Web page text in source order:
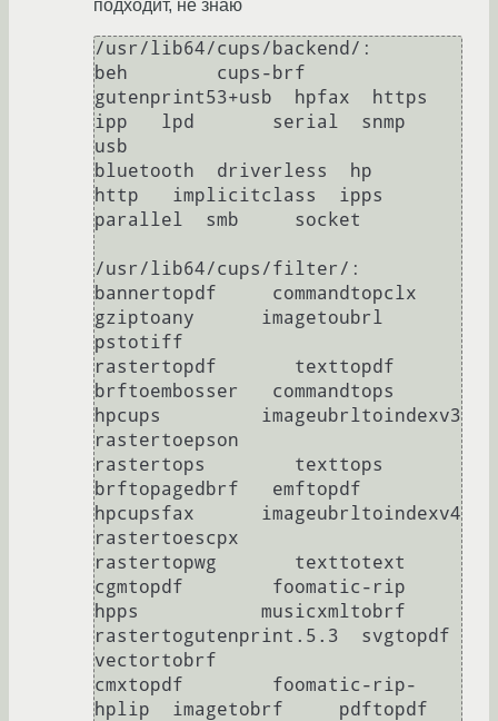
подходит, не знаю
/usr/lib64/cups/backend/:
beh        cups-brf
gutenprint53+usb  hpfax  https
ipp   lpd       serial  snmp
usb
bluetooth  driverless  hp
http   implicitclass  ipps
parallel  smb     socket
/usr/lib64/cups/filter/:
bannertopdf     commandtopclx
gziptoany      imagetoubrl
pstotiff
rastertopdf       texttopdf
brftoembosser   commandtops
hpcups         imageubrltoindexv3
rastertoepson
rastertops        texttops
brftopagedbrf   emftopdf
hpcupsfax      imageubrltoindexv4
rastertoescpx
rastertopwg       texttotext
cgmtopdf        foomatic-rip
hpps           musicxmltobrf
rastertogutenprint.5.3  svgtopdf
vectortobrf
cmxtopdf        foomatic-rip-
hplip  imagetobrf     pdftopdf